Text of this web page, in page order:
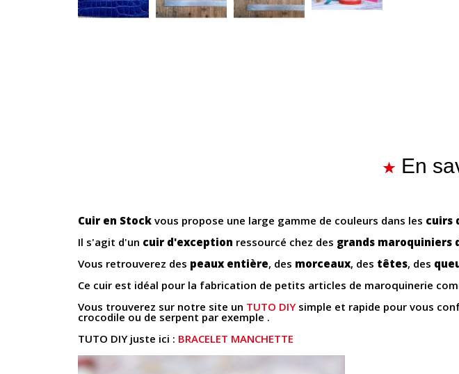
En
Cuir en Stock vous propose une large gamme de couleurs dans les cuirs
Il s'agit d'un cuir d'exception ressourcé chez des grands maroquiniers
Vous retrouverez des peaux entière, des morceaux, des têtes, des
Ce cuir est idéal pour la fabrication de petits articles de maroquinerie
Vous trouverez sur notre site un TUTO DIY simple et rapide pour vous
crocodile ou de serpent par exemple .
TUTO DIY juste ici : BRACELET MANCHETTE